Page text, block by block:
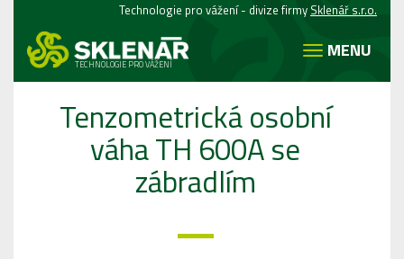
Technologie pro vážení - divize firmy Sklenář s.r.o.
TECHNOLOGIE PRO VÁŽENÍ
MENU
Tenzometrická osobní
váha TH 600A se
zábradlím